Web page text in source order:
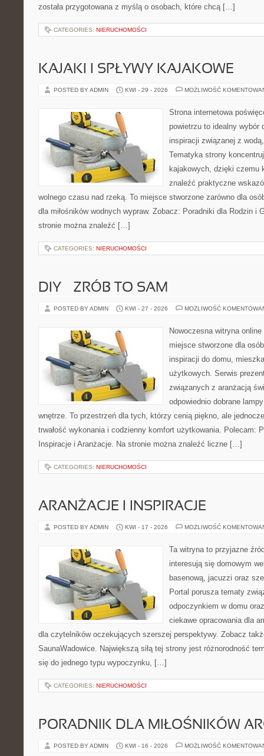
została przygotowana z myślą o osobach, które chcą […]
CATEGORIES: NIERUCHOMOŚCI
KAJAKI I SPŁYWY KAJAKOWE
POSTED BY ADMIN KWI - 29 - 2026 MOŻLIWOŚĆ
Strona internetowa
powietrzu to idealny wybór
inspiracji związanej z
Tematyka strony
kajakowych, dzięki czemu
znaleźć praktyczne
wolnego czasu nad rzeką. To miejsce stworzone zarówno dla
dla miłośników wodnych wypraw. Zobacz: Poradniki dla Rodzin i
stronie można znaleźć […]
CATEGORIES: NIERUCHOMOŚCI
DIY – ZRÓB TO SAM
POSTED BY ADMIN KWI - 27 - 2026 MOŻLIWOŚĆ
Nowoczesna witryna
miejsce stworzone dla
inspiracji do domu,
użytkowych. Serwis
związanych z aranżacją
odpowiednio dobrane
wnętrze. To przestrzeń dla tych, którzy cenią piękno, ale
trwałość wykonania i codzienny komfort użytkowania. Polecam:
Inspiracje i Aranżacje. Na stronie można znaleźć liczne […]
CATEGORIES: NIERUCHOMOŚCI
ARANŻACJE I INSPIRACJE
POSTED BY ADMIN KWI - 17 - 2026 MOŻLIWOŚĆ
Ta witryna to przyjazne
interesują się domowym
basenową, jacuzzi oraz
Portal porusza tematy
odpoczynkiem w domu
ciekawe opracowania dla
dla czytelników oczekujących szerszej perspektywy. Zobacz
SaunaWadowice. Największą siłą tej strony jest różnorodność
się do jednego typu wypoczynku, […]
CATEGORIES: NIERUCHOMOŚCI
PORADNIK DLA MIŁOŚNIKÓW
POSTED BY ADMIN KWI - 16 - 2026 MOŻLIWOŚĆ